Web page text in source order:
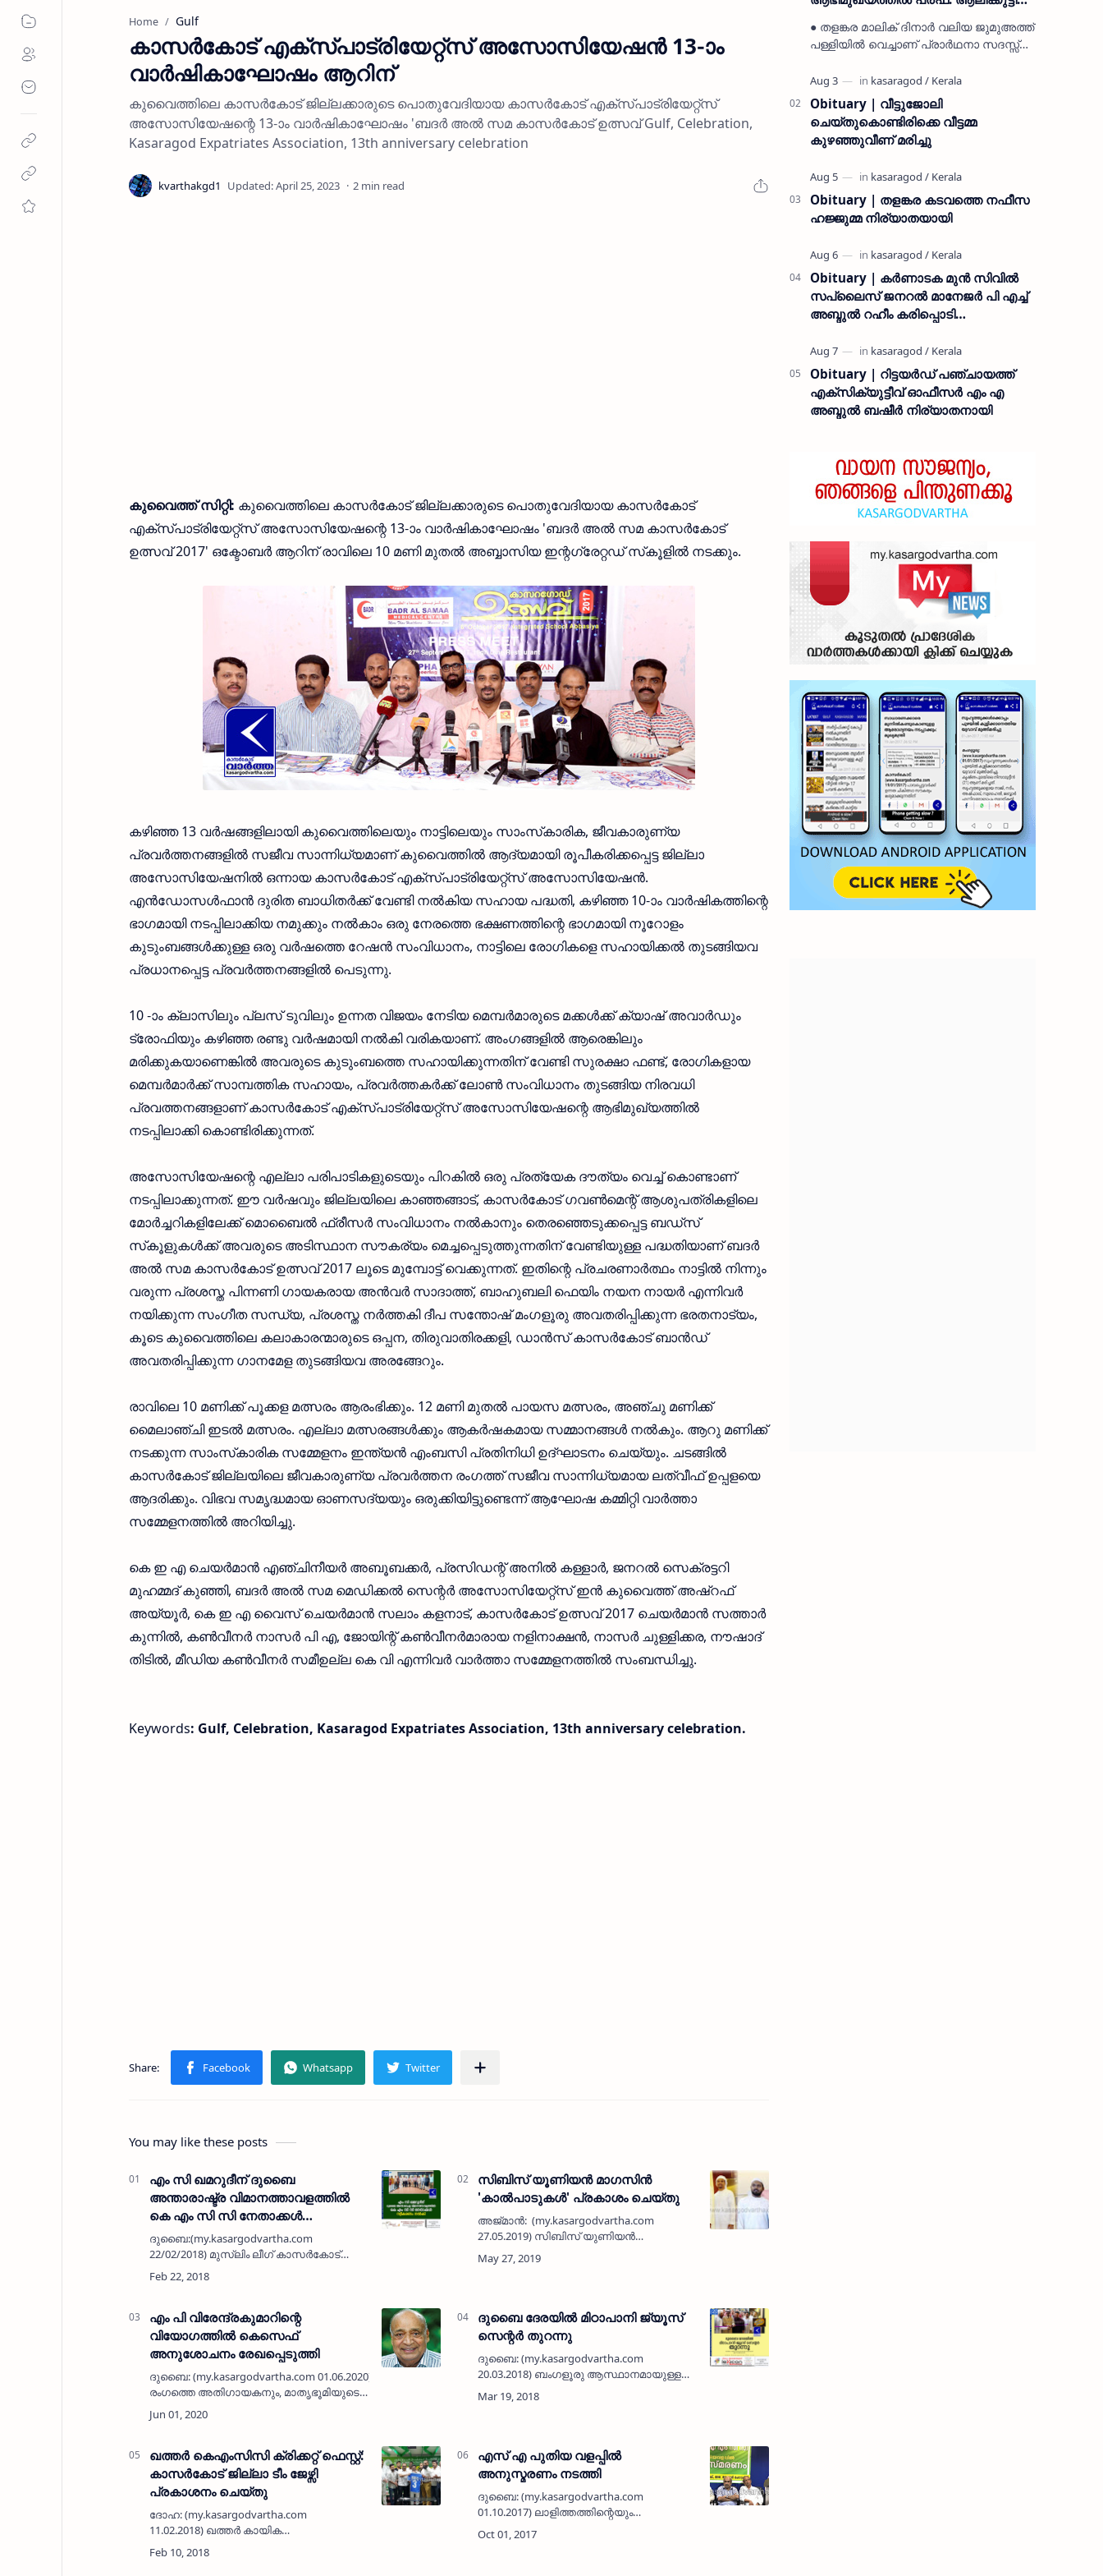
Home Gulf
കാസര്‍കോട് എക്‌സ്പാട്രിയേറ്റ്‌സ് അസോസിയേഷന്‍ 13-ാം
വാര്‍ഷികാഘോഷം ആറിന്
കുവൈത്തിലെ കാസര്‍കോട് ജില്ലക്കാരുടെ പൊതുവേദിയായ കാസര്‍കോട് എക്‌സ്പാട്രിയേറ്റ്‌സ്
അസോസിയേഷന്റെ 13-ാം വാര്‍ഷികാഘോഷം 'ബദര്‍ അല്‍ സമ കാസര്‍കോട് ഉത്സവ് Gulf, Celebration,
Kasaragod Expatriates Association, 13th anniversary celebration
2 min read
കുവൈത്ത് സിറ്റി: കുവൈത്തിലെ കാസര്‍കോട് ജില്ലക്കാരുടെ പൊതുവേദിയായ കാസര്‍കോട്
എക്‌സ്പാട്രിയേറ്റ്‌സ് അസോസിയേഷന്റെ 13-ാം വാര്‍ഷികാഘോഷം 'ബദര്‍ അല്‍ സമ കാസര്‍കോട്
ഉത്സവ് 2017' ഒക്ടോബര്‍ ആറിന് രാവിലെ 10 മണി മുതല്‍ അബ്ബാസിയ ഇന്റഗ്രേറ്റഡ് സ്‌കൂളില്‍ നടക്കും.
കഴിഞ്ഞ 13 വര്‍ഷങ്ങളിലായി കുവൈത്തിലെയും നാട്ടിലെയും സാംസ്‌കാരിക, ജീവകാരുണ്യ
പ്രവര്‍ത്തനങ്ങളില്‍ സജീവ സാന്നിധ്യമാണ് കുവൈത്തില്‍ ആദ്യമായി രൂപീകരിക്കപ്പെട്ട ജില്ലാ
അസോസിയേഷനില്‍ ഒന്നായ കാസര്‍കോട് എക്‌സ്പാട്രിയേറ്റ്‌സ് അസോസിയേഷന്‍.
എന്‍ഡോസള്‍ഫാന്‍ ദുരിത ബാധിതര്‍ക്ക് വേണ്ടി നല്‍കിയ സഹായ പദ്ധതി, കഴിഞ്ഞ 10-ാം വാര്‍ഷികത്തിന്റെ
ഭാഗമായി നടപ്പിലാക്കിയ നമുക്കും നല്‍കാം ഒരു നേരത്തെ ഭക്ഷണത്തിന്റെ ഭാഗമായി നൂറോളം
കുടുംബങ്ങള്‍ക്കുള്ള ഒരു വര്‍ഷത്തെ റേഷന്‍ സംവിധാനം, നാട്ടിലെ രോഗികളെ സഹായിക്കല്‍ തുടങ്ങിയവ
പ്രധാനപ്പെട്ട പ്രവര്‍ത്തനങ്ങളില്‍ പെടുന്നു.
10 -ാം ക്ലാസിലും പ്ലസ് ടുവിലും ഉന്നത വിജയം നേടിയ മെമ്പര്‍മാരുടെ മക്കള്‍ക്ക് ക്യാഷ് അവാര്‍ഡും
ട്രോഫിയും കഴിഞ്ഞ രണ്ടു വര്‍ഷമായി നല്‍കി വരികയാണ്. അംഗങ്ങളില്‍ ആരെങ്കിലും
മരിക്കുകയാണെങ്കില്‍ അവരുടെ കുടുംബത്തെ സഹായിക്കുന്നതിന് വേണ്ടി സുരക്ഷാ ഫണ്ട്, രോഗികളായ
മെമ്പര്‍മാര്‍ക്ക് സാമ്പത്തിക സഹായം, പ്രവര്‍ത്തകര്‍ക്ക് ലോണ്‍ സംവിധാനം തുടങ്ങിയ നിരവധി
പ്രവത്തനങ്ങളാണ് കാസര്‍കോട് എക്‌സ്പാട്രിയേറ്റ്‌സ് അസോസിയേഷന്റെ ആഭിമുഖ്യത്തില്‍
നടപ്പിലാക്കി കൊണ്ടിരിക്കുന്നത്.
അസോസിയേഷന്റെ എല്ലാ പരിപാടികളുടെയും പിറകില്‍ ഒരു പ്രത്യേക ദൗത്യം വെച്ച് കൊണ്ടാണ്
നടപ്പിലാക്കുന്നത്. ഈ വര്‍ഷവും ജില്ലയിലെ കാഞ്ഞങ്ങാട്, കാസര്‍കോട് ഗവണ്‍മെന്റ് ആശുപത്രികളിലെ
മോര്‍ച്ചറികളിലേക്ക് മൊബൈല്‍ ഫ്രീസര്‍ സംവിധാനം നല്‍കാനും തെരഞ്ഞെടുക്കപ്പെട്ട ബഡ്‌സ്
സ്‌കൂളുകള്‍ക്ക് അവരുടെ അടിസ്ഥാന സൗകര്യം മെച്ചപ്പെടുത്തുന്നതിന് വേണ്ടിയുള്ള പദ്ധതിയാണ് ബദര്‍
അല്‍ സമ കാസര്‍കോട് ഉത്സവ് 2017 ലൂടെ മുമ്പോട്ട് വെക്കുന്നത്. ഇതിന്റെ പ്രചരണാര്‍ത്ഥം നാട്ടില്‍ നിന്നും
വരുന്ന പ്രശസ്ത പിന്നണി ഗായകരായ അന്‍വര്‍ സാദാത്ത്, ബാഹുബലി ഫെയിം നയന നായര്‍ എന്നിവര്‍
നയിക്കുന്ന സംഗീത സന്ധ്യ, പ്രശസ്ത നര്‍ത്തകി ദീപ സന്തോഷ് മംഗളൂരു അവതരിപ്പിക്കുന്ന ഭരതനാട്യം,
കൂടെ കുവൈത്തിലെ കലാകാരന്മാരുടെ ഒപ്പന, തിരുവാതിരക്കളി, ഡാന്‍സ് കാസര്‍കോട് ബാന്‍ഡ്
അവതരിപ്പിക്കുന്ന ഗാനമേള തുടങ്ങിയവ അരങ്ങേറും.
രാവിലെ 10 മണിക്ക് പൂക്കള മത്സരം ആരംഭിക്കും. 12 മണി മുതല്‍ പായസ മത്സരം, അഞ്ചു മണിക്ക്
മൈലാഞ്ചി ഇടല്‍ മത്സരം. എല്ലാ മത്സരങ്ങള്‍ക്കും ആകര്‍ഷകമായ സമ്മാനങ്ങള്‍ നല്‍കും. ആറു മണിക്ക്
നടക്കുന്ന സാംസ്‌കാരിക സമ്മേളനം ഇന്ത്യന്‍ എംബസി പ്രതിനിധി ഉദ്ഘാടനം ചെയ്യും. ചടങ്ങില്‍
കാസര്‍കോട് ജില്ലയിലെ ജീവകാരുണ്യ പ്രവര്‍ത്തന രംഗത്ത് സജീവ സാന്നിധ്യമായ ലത്വീഫ് ഉപ്പളയെ
ആദരിക്കും. വിഭവ സമൃദ്ധമായ ഓണസദ്യയും ഒരുക്കിയിട്ടുണ്ടെന്ന് ആഘോഷ കമ്മിറ്റി വാര്‍ത്താ
സമ്മേളനത്തില്‍ അറിയിച്ചു.
കെ ഇ എ ചെയര്‍മാന്‍ എഞ്ചിനീയര്‍ അബൂബക്കര്‍, പ്രസിഡന്റ് അനില്‍ കള്ളാര്‍, ജനറല്‍ സെക്രട്ടറി
മുഹമ്മദ് കുഞ്ഞി, ബദര്‍ അല്‍ സമ മെഡിക്കല്‍ സെന്റര്‍ അസോസിയേറ്റ്‌സ് ഇന്‍ കുവൈത്ത് അഷ്‌റഫ്
അയ്യൂര്‍, കെ ഇ എ വൈസ് ചെയര്‍മാന്‍ സലാം കളനാട്, കാസര്‍കോട് ഉത്സവ് 2017 ചെയര്‍മാന്‍ സത്താര്‍
കുന്നില്‍, കണ്‍വീനര്‍ നാസര്‍ പി എ, ജോയിന്റ് കണ്‍വീനര്‍മാരായ നളിനാക്ഷന്‍, നാസര്‍ ചുള്ളിക്കര, നൗഷാദ്
തിടില്‍, മീഡിയ കണ്‍വീനര്‍ സമീഉല്ല കെ വി എന്നിവര്‍ വാര്‍ത്താ സമ്മേളനത്തില്‍ സംബന്ധിച്ചു.
Keywords: Gulf, Celebration, Kasaragod Expatriates Association, 13th anniversary celebration.
You may like these posts
എം സി ഖമറുദീന് ദുബൈ
അന്താരാഷ്ട്ര വിമാനത്താവളത്തില്‍
കെ എം സി സി നേതാക്കള്‍
സ്വീകരണം നല്‍കി
ദുബൈ:(my.kasargodvartha.com
22/02/2018) മുസ്ലിം ലീഗ് കാസര്‍കോട്
ജില്ലാ പ്രസിഡന്റ ആയ ശേഷം
ആദ്യമായി യു എ ഇ യിലെത്തിയ എം സി
കാസര്‍കോട് ജില്ലാ കമ്മിറ്റിയു…
സിബിസ് യൂണിയന്‍ മാഗസിന്‍
'കാല്‍പാടുകള്‍' പ്രകാശം ചെയ്തു
അജ്മാന്‍: (my.kasargodvartha.com
27.05.2019) സിബിസ് യുണിയന്‍
പുറത്തിറക്കിയ പ്രഥമ മാഗസിന്‍
'കാല്‍പാടുകള്‍' അജ്മാനില്‍ പ്രകാശനം
എം പി വിരേന്ദ്രകുമാറിന്റെ
വിയോഗത്തില്‍ കെസെഫ്
അനുശോചനം രേഖപ്പെടുത്തി
ദുബൈ: (my.kasargodvartha.com 01.06.2020) മാധ്യമ
രംഗത്തെ അതിഗായകനും, മാതൃഭൂമിയുടെ
മാനേജിംഗ് ഡയറക്ടറും, എഴുത്തുകാരനും
മുന്‍ കേന്ദ്ര മന്ത്രിയുമായ എം പി
ദുബൈ ദേരയില്‍ മിഠാപാനി ജ്യൂസ്
സെന്റര്‍ തുറന്നു
ദുബൈ: (my.kasargodvartha.com
20.03.2018) ബംഗളൂരു ആസ്ഥാനമായുള്ള
ഫ്രഷ് ജ്യൂസ്, ലെസ്സി ജ്യൂസ് വിഭവങ്ങളുടെ
മൂന്നാമത് ഷോറൂം ദേരയിലെ നഖീല്‍
ഖത്തര്‍ കെഎംസിസി ക്രിക്കറ്റ് ഫെസ്റ്റ്:
കാസര്‍കോട് ജില്ലാ ടീം ജേഴ്സി
പ്രകാശനം ചെയ്തു
ദോഹ: (my.kasargodvartha.com
11.02.2018) ഖത്തര്‍ കായിക
ദിനത്തോടനുബന്ധിച്ച് ഖത്തര്‍ കെഎംസിസി
സംസ്ഥാന കമ്മിറ്റി ഫെബ്രുവരി 11,12,13
എസ് എ പുതിയ വളപ്പില്‍
അനുസ്മരണം നടത്തി
ദുബൈ: (my.kasargodvartha.com
01.10.2017) ലാളിത്തത്തിന്റെയും
നിസ്വാര്‍ത്ഥതയുടേയും, ആദര്‍ശ
രാഷ്ട്രീയത്തിന്റെയും മുന്നണി
മുസ്ലിയാർ അനുസ്മരണം നടത്തി
● തളങ്കര മാലിക് ദിനാർ വലിയ ജുമുഅത്ത്
പള്ളിയിൽ വെച്ചാണ് പ്രാർഥനാ സദസ്സ്
ഉമർ മുസ്ലിയാർ പരിപാടിക്ക് നേതൃത്വം
നൽകി കാസ…
Obituary | വീട്ടുജോലി
ചെയ്തുകൊണ്ടിരിക്കെ വീട്ടമ്മ
കുഴഞ്ഞുവീണ് മരിച്ചു
Obituary | തളങ്കര കടവത്തെ നഫീസ
ഹജ്ജുമ്മ നിര്യാതയായി
Obituary | കർണാടക മുൻ സിവില്‍
സപ്ലൈസ് ജനറൽ മാനേജർ പി എച്ച്
അബ്ദുൽ റഹീം കരിപ്പൊടി
Obituary | റിട്ടയർഡ് പഞ്ചായത്ത്
എക്സിക്യുട്ടീവ് ഓഫീസർ എം എ
അബ്ദുൽ ബഷീർ നിര്യാതനായി